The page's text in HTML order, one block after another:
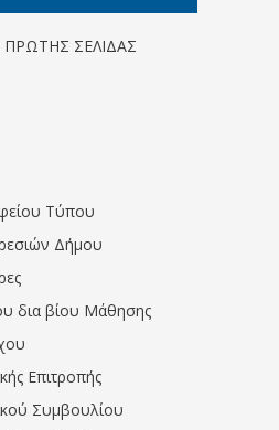
ΠΡΩΤΗΣ ΣΕΛΙΔΑΣ
Τύπου
Δήμου
δια βίου Μάθησης
Επιτροπής
Συμβουλίου